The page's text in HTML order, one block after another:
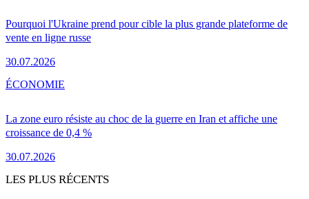
Pourquoi l'Ukraine prend pour cible la plus grande plateforme de
vente en ligne russe
30.07.2026
La zone euro résiste au choc de la guerre en Iran et affiche une
croissance de 0,4 %
30.07.2026
ÉCONOMIE
LES PLUS RÉCENTS